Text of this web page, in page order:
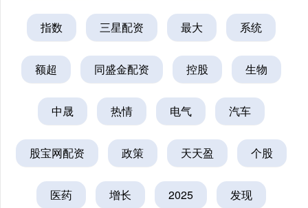
指数 三星配资 最大 系统
额超 同盛金配资 控股 生物
中晟 热情 电气 汽车
股宝网配资 政策 天天盈 个股
医药 增长 2025 发现